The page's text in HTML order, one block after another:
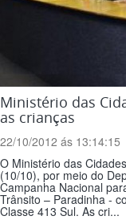
Ministério das
as crianças
22/10/2012 ás 13:14:15
O Ministério das
(10/10), por meio do
Campanha Nacional
Trânsito – Paradinha -
Classe 413 Sul. As cri...